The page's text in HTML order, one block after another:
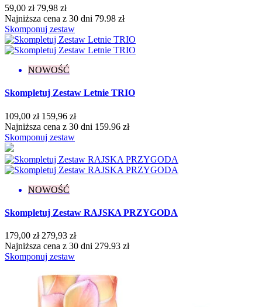
59,00 zł 79,98 zł
Najniższa cena z 30 dni 79.98 zł
Skomponuj zestaw
NOWOŚĆ
Skompletuj Zestaw Letnie TRIO
109,00 zł 159,96 zł
Najniższa cena z 30 dni 159.96 zł
Skomponuj zestaw
NOWOŚĆ
Skompletuj Zestaw RAJSKA PRZYGODA
179,00 zł 279,93 zł
Najniższa cena z 30 dni 279.93 zł
Skomponuj zestaw